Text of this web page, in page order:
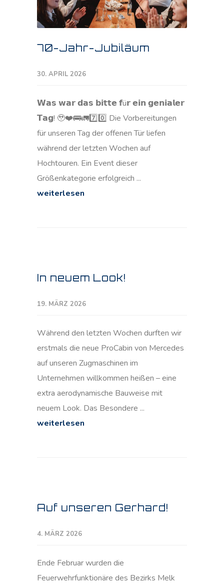
70-Jahr-Jubiläum
30. APRIL 2026
𝗪𝗮𝘀 𝘄𝗮𝗿 𝗱𝗮𝘀 𝗯𝗶𝘁𝘁𝗲 𝗳ü𝗿 𝗲𝗶𝗻 𝗴𝗲𝗻𝗶𝗮𝗹𝗲𝗿
𝗧𝗮𝗴! 🥹❤️🚌🚛7️⃣0️⃣ Die Vorbereitungen
für unseren Tag der offenen Tür liefen
während der letzten Wochen auf
Hochtouren. Ein Event dieser
Größenkategorie erfolgreich ...
weiterlesen
In neuem Look!
19. MÄRZ 2026
Während den letzten Wochen durften wir
erstmals die neue ProCabin von Mercedes
auf unseren Zugmaschinen im
Unternehmen willkommen heißen – eine
extra aerodynamische Bauweise mit
neuem Look. Das Besondere ...
weiterlesen
Auf unseren Gerhard!
4. MÄRZ 2026
Ende Februar wurden die
Feuerwehrfunktionäre des Bezirks Melk